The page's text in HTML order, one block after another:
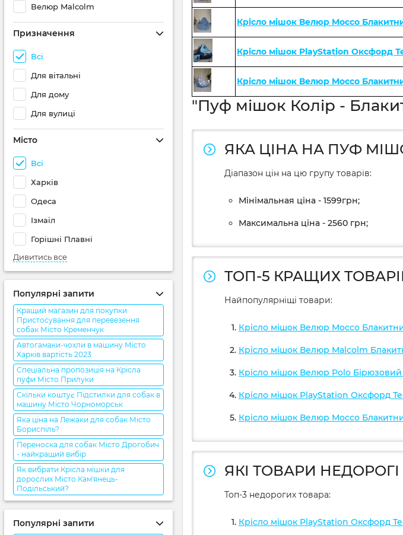
Велюр Malcolm
Призначення
Всі
Для вітальні
Для дому
Для вулиці
Місто
Всі
Харків
Одеса
Ізмаїл
Горішні Плавні
Дивитись все
Популярні запити
Кращий магазин для покупки
Пристосування для перевезення
собак Місто Кременчук
Автогамаки-чохли в машину Місто
Харків вартість 2023
Спеціальна пропозиція на Крісла
пуфи Місто Прилуки
Скільки коштує Підстилки для собак в
машину Місто Чорноморськ
Яка ціна на Лежаки для собак Місто
Бориспіль?
Переноска для собак Місто Дрогобич
- найкращий вибір
Як вибрати Крісла мішки для
дорослих Місто Кам'янець-
Подільський?
Популярні запити
Крісло мішок Велюр Mocco
Крісло мішок PlayStation Оксфорд
Крісло мішок Велюр Mocco
"Пуф мішок Колір -
ЯКА ЦІНА НА ПУФ
Діапазон цін на цю групу товарів:
Мінімальная ціна - 1599грн;
Максимальна ціна - 2560 грн;
ТОП-5 КРАЩИХ
Найпопулярніщі товари:
Крісло мішок Велюр Mocco
Крісло мішок Велюр Malcolm
Крісло мішок Велюр Polo
Крісло мішок PlayStation Оксфорд
Крісло мішок Велюр Mocco
ЯКІ ТОВАРИ
Топ-3 недорогих товара:
Крісло мішок PlayStation Оксфорд